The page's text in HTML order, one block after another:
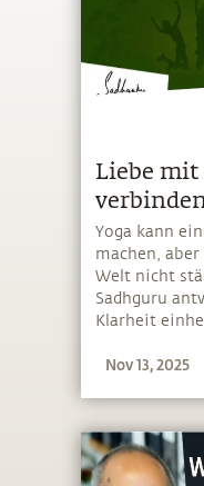
Liebe
Yoga kann
machen,
Welt nicht
Sadhguru
Klarheit
begegnen
Nov 13, 2025